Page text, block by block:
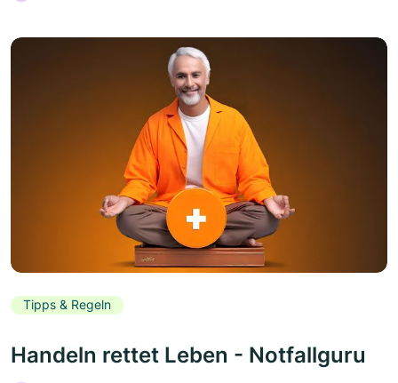
Tipps & Regeln
Handeln rettet Leben - Notfallguru